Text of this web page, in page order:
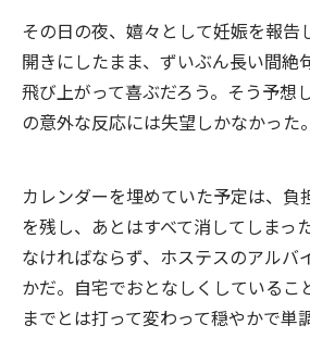
その日の夜、嬉々として妊娠を報告
開きにしたまま、ずいぶん長い間絶
飛び上がって喜ぶだろう。そう予想
の意外な反応には失望しかなかった。
カレンダーを埋めていた予定は、負
を残し、あとはすべて消してしまっ
なければならず、ホステスのアルバ
かだ。自宅でおとなしくしているこ
までとは打って変わって穏やかで単